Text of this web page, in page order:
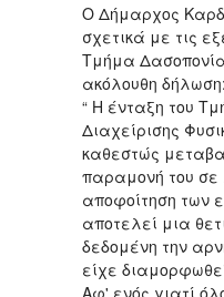
Ο Δήμαρχος
σχετικά με τις
Τμήμα
ακόλουθη δήλωση:
“ Η ένταξη του
Διαχείρισης
καθεστώς
παραμονή του σε
αποφοίτηση των
αποτελεί μια
δεδομένη την
είχε
Αφ' ενός γιατί